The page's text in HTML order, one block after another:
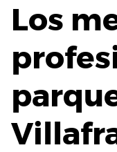
Los